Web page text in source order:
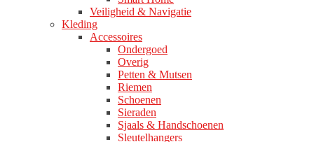
Veiligheid & Navigatie
Kleding
Accessoires
Ondergoed
Overig
Petten & Mutsen
Riemen
Schoenen
Sieraden
Sjaals & Handschoenen
Sleutelhangers